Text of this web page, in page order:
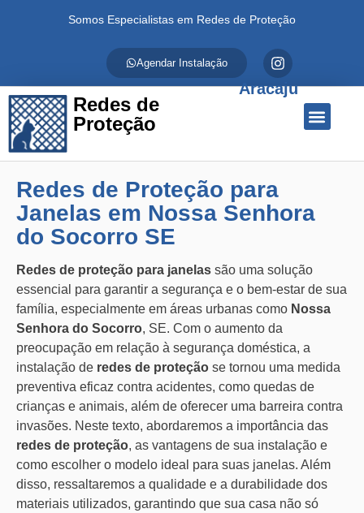
Somos Especialistas em Redes de Proteção
Agendar Instalação
Redes de
Proteção
Aracaju
Redes de Proteção para
Janelas em Nossa Senhora
do Socorro SE
Redes de proteção para janelas são uma solução
essencial para garantir a segurança e o bem-estar de sua
família, especialmente em áreas urbanas como Nossa
Senhora do Socorro, SE. Com o aumento da
preocupação em relação à segurança doméstica, a
instalação de redes de proteção se tornou uma medida
preventiva eficaz contra acidentes, como quedas de
crianças e animais, além de oferecer uma barreira contra
invasões. Neste texto, abordaremos a importância das
redes de proteção, as vantagens de sua instalação e
como escolher o modelo ideal para suas janelas. Além
disso, ressaltaremos a qualidade e a durabilidade dos
materiais utilizados, garantindo que sua casa não só